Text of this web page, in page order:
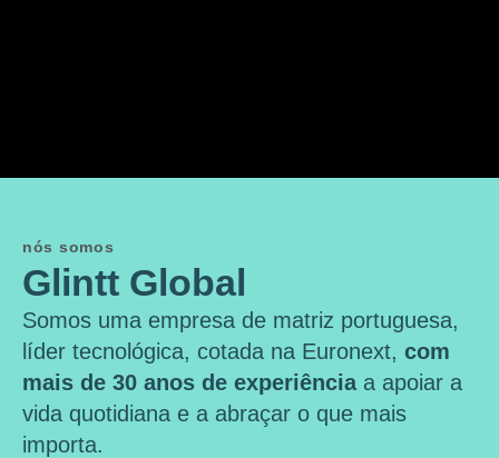
nós somos
Glintt Global
Somos uma empresa de matriz portuguesa,
líder tecnológica, cotada na Euronext, com
mais de 30 anos de experiênciaa apoiar a
vida quotidiana e a abraçar o que mais
importa.